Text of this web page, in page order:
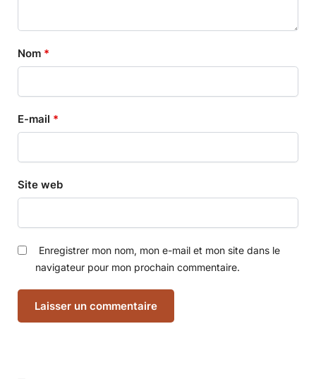
Nom *
E-mail *
Site web
Enregistrer mon nom, mon e-mail et mon site dans le
navigateur pour mon prochain commentaire.